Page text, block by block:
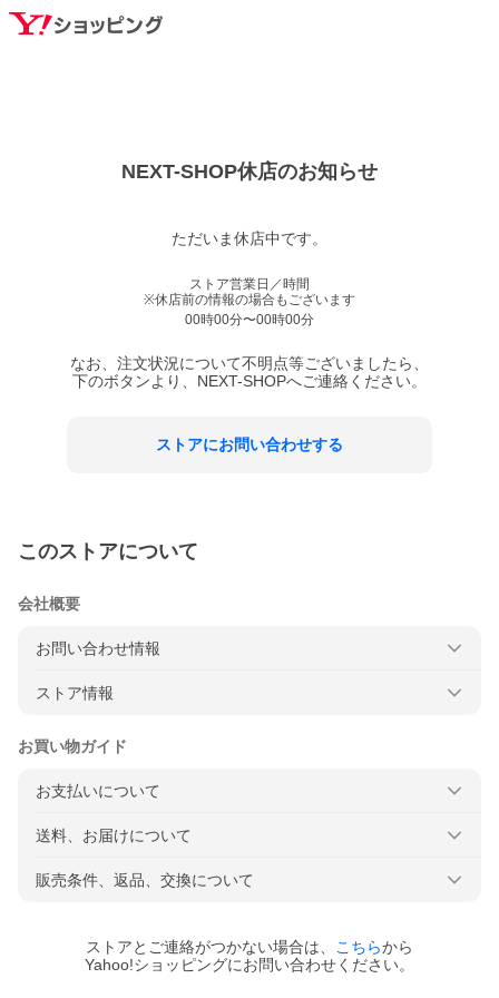
NEXT-SHOP休店のお知らせ
ただいま休店中です。
ストア営業日／時間
※休店前の情報の場合もございます
00時00分〜00時00分
なお、注文状況について不明点等ございましたら、
下のボタンより、 NEXT-SHOPへご連絡ください。
ストアにお問い合わせする
このストアについて
会社概要
お問い合わせ情報
ストア情報
お買い物ガイド
お支払いについて
送料、お届けについて
販売条件、返品、交換について
ストアとご連絡がつかない場合は、 こちらから
Yahoo!ショッピングにお問い合わせください。